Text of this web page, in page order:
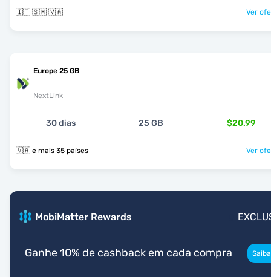
🇮🇹 🇸🇲 🇻🇦 Ver
Europe 25 GB
NextLink
30 dias 25 GB $20.99
🇻🇦 e mais 35 países Ver
MobiMatter Rewards
Ganhe 10% de cashback em cada compra